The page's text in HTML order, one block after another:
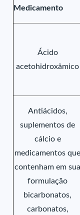
Medicamento
Ácido
acetohidroxâmico
Antiácidos,
suplementos de
cálcio e
medicamentos que
contenham em sua
formulação
bicarbonatos,
carbonatos,